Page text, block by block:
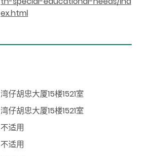
ex.html
湾仔胡忠大厦15楼1521室
湾仔胡忠大厦15楼1521室
不适用
不适用